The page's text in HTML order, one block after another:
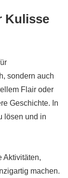
Kulisse
sondern auch
Flair oder
Geschichte. In
lösen und in
Aktivitäten,
machen.